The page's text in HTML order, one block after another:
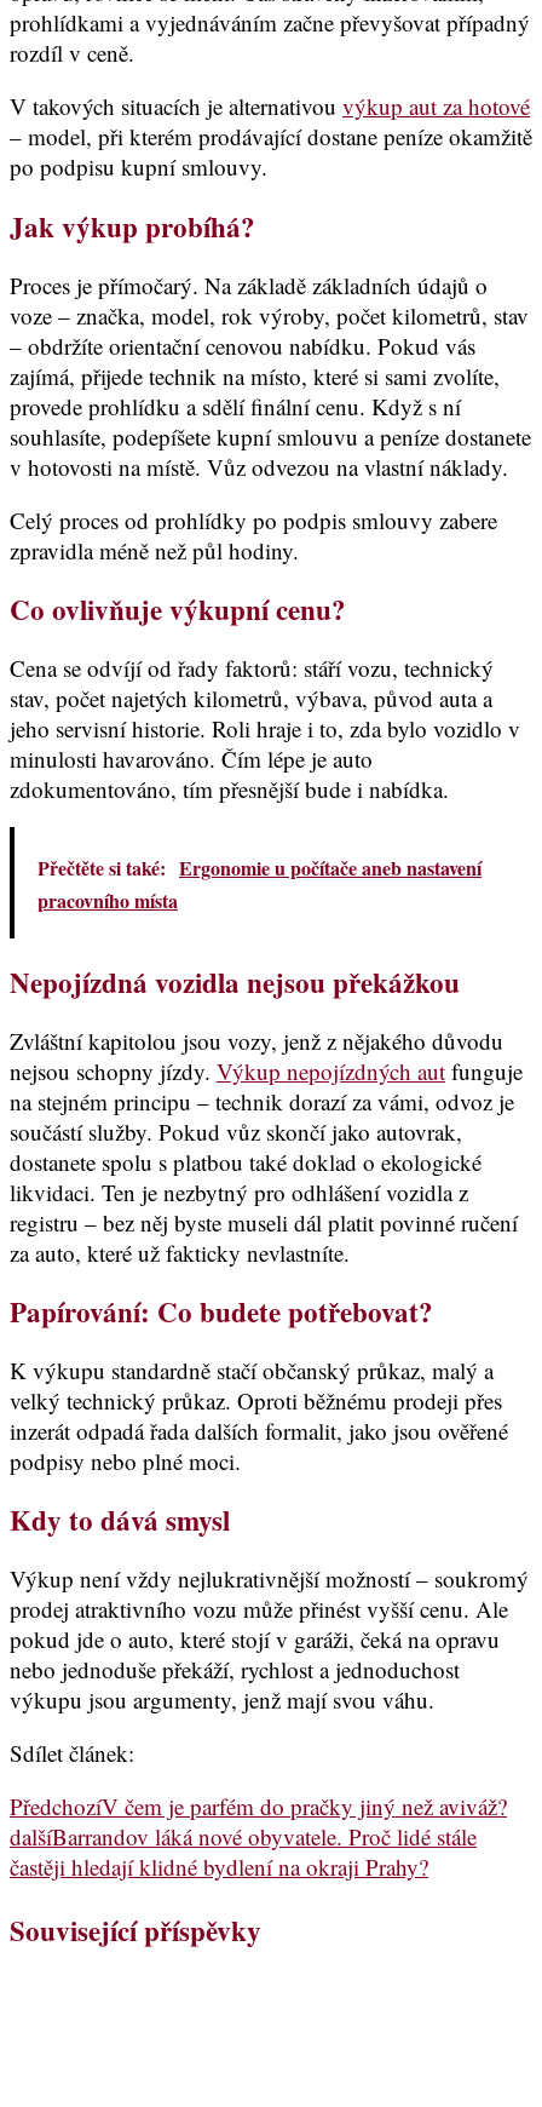
prohlídkami a vyjednáváním začne převyšovat případný
rozdíl v ceně.
V takových situacích je alternativou výkup aut za hotové
– model, při kterém prodávající dostane peníze okamžitě
po podpisu kupní smlouvy.
Jak výkup probíhá?
Proces je přímočarý. Na základě základních údajů o
voze – značka, model, rok výroby, počet kilometrů, stav
– obdržíte orientační cenovou nabídku. Pokud vás
zajímá, přijede technik na místo, které si sami zvolíte,
provede prohlídku a sdělí finální cenu. Když s ní
souhlasíte, podepíšete kupní smlouvu a peníze dostanete
v hotovosti na místě. Vůz odvezou na vlastní náklady.
Celý proces od prohlídky po podpis smlouvy zabere
zpravidla méně než půl hodiny.
Co ovlivňuje výkupní cenu?
Cena se odvíjí od řady faktorů: stáří vozu, technický
stav, počet najetých kilometrů, výbava, původ auta a
jeho servisní historie. Roli hraje i to, zda bylo vozidlo v
minulosti havarováno. Čím lépe je auto
zdokumentováno, tím přesnější bude i nabídka.
Přečtěte si také: Ergonomie u počítače aneb nastavení
pracovního místa
Nepojízdná vozidla nejsou překážkou
Zvláštní kapitolou jsou vozy, jenž z nějakého důvodu
nejsou schopny jízdy. Výkup nepojízdných aut funguje
na stejném principu – technik dorazí za vámi, odvoz je
součástí služby. Pokud vůz skončí jako autovrak,
dostanete spolu s platbou také doklad o ekologické
likvidaci. Ten je nezbytný pro odhlášení vozidla z
registru – bez něj byste museli dál platit povinné ručení
za auto, které už fakticky nevlastníte.
Papírování: Co budete potřebovat?
K výkupu standardně stačí občanský průkaz, malý a
velký technický průkaz. Oproti běžnému prodeji přes
inzerát odpadá řada dalších formalit, jako jsou ověřené
podpisy nebo plné moci.
Kdy to dává smysl
Výkup není vždy nejlukrativnější možností – soukromý
prodej atraktivního vozu může přinést vyšší cenu. Ale
pokud jde o auto, které stojí v garáži, čeká na opravu
nebo jednoduše překáží, rychlost a jednoduchost
výkupu jsou argumenty, jenž mají svou váhu.
Sdílet článek:
PředchozíV čem je parfém do pračky jiný než aviváž?
dalšíBarrandov láká nové obyvatele. Proč lidé stále
častěji hledají klidné bydlení na okraji Prahy?
Související příspěvky